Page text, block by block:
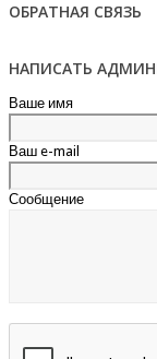
ОБРАТНАЯ СВЯЗЬ
НАПИСАТЬ
Ваше имя
Ваш e-mail
Сообщение